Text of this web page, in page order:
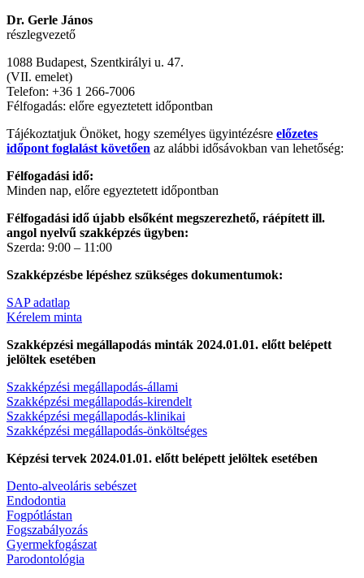
Dr. Gerle János
részlegvezető
1088 Budapest, Szentkirályi u. 47.
(VII. emelet)
Telefon: +36 1 266-7006
Félfogadás: előre egyeztetett időpontban
Tájékoztatjuk Önöket, hogy személyes ügyintézésre előzetes
időpont foglalást követően az alábbi idősávokban van lehetőség:
Félfogadási idő:
Minden nap, előre egyeztetett időpontban
Félfogadási idő újabb elsőként megszerezhető, ráépített ill.
angol nyelvű szakképzés ügyben:
Szerda: 9:00 – 11:00
Szakképzésbe lépéshez szükséges dokumentumok:
SAP adatlap
Kérelem minta
Szakképzési megállapodás minták 2024.01.01. előtt belépett
jelöltek esetében
Szakképzési megállapodás-állami
Szakképzési megállapodás-kirendelt
Szakképzési megállapodás-klinikai
Szakképzési megállapodás-önköltséges
Képzési tervek 2024.01.01. előtt belépett jelöltek esetében
Dento-alveoláris sebészet
Endodontia
Fogpótlástan
Fogszabályozás
Gyermekfogászat
Parodontológia